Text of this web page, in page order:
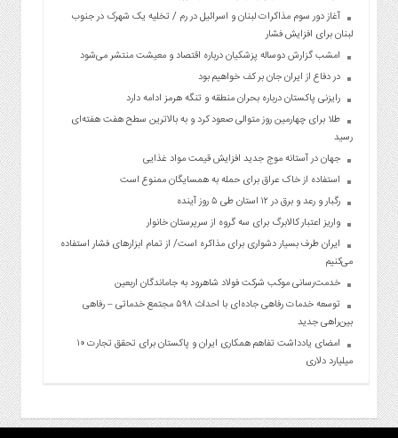
آغاز دور سوم مذاکرات لبنان و اسرائیل در رم / تخلیه یک شهرک در جنوب
لبنان برای افزایش فشار
امشب گزارش دوساله پزشکیان درباره اقتصاد و معیشت منتشر می‌شود
در دفاع از ایران جان بر کف خواهیم بود
رایزنی پاکستان درباره بحران منطقه و تنگه هرمز ادامه دارد
طلا برای چهارمین روز متوالی صعود کرد و به بالاترین سطح هفت هفته‌ای
رسید
جهان در آستانه موج جدید افزایش قیمت مواد غذایی
استفاده از خاک عراق برای حمله به همسایگان ممنوع است
رگبار و رعد و برق در ۱۲ استان طی ۵ روز آینده
واریز اعتبار کالابرگ برای سه گروه از سرپرستان خانوار
ایران طرف بسیار دشواری برای مذاکره است/ از تمام ابزارهای فشار استفاده
می‌کنیم
خدمت‌رسانی موکب شرکت فولاد شاهرود به جاماندگان اربعین
توسعه خدمات رفاهی جاده‌ای با احداث ۵۹۸ مجتمع خدماتی – رفاهی
بین‌راهی جدید
امضای یادداشت تفاهم همکاری ایران و پاکستان برای تحقق تجارت ۱۰
میلیارد دلاری